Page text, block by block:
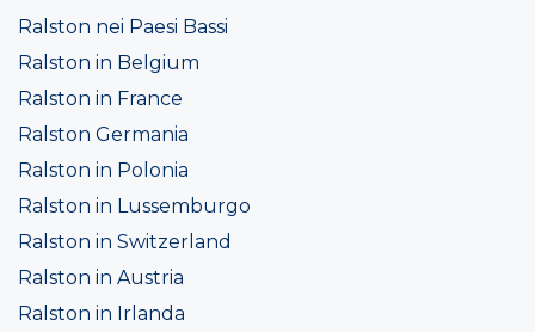
Ralston nei Paesi Bassi
Ralston in Belgium
Ralston in France
Ralston Germania
Ralston in Polonia
Ralston in Lussemburgo
Ralston in Switzerland
Ralston in Austria
Ralston in Irlanda